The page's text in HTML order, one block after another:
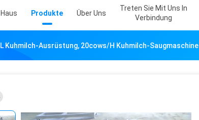
Haus Produkte Über Uns
Treten Sie Mit Uns In
Verbindung
Kuhmilch-Ausrüstung, 20cows/H Kuhmilch-Saugmaschine